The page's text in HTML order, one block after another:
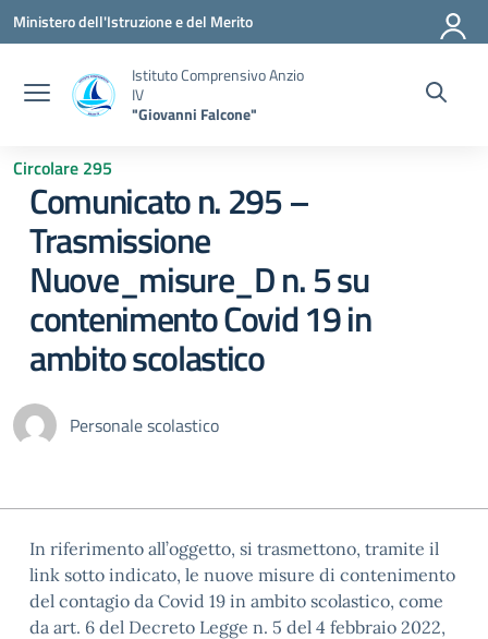
Vai ai contenuti
Vai al menu di navigazione
Vai al footer
Ministero dell'Istruzione e del Merito
Istituto Comprensivo Anzio
IV
"Giovanni Falcone"
Circolare 295
Comunicato n. 295 –
Trasmissione
Nuove_misure_D n. 5 su
contenimento Covid 19 in
ambito scolastico
Personale scolastico
In riferimento all’oggetto, si trasmettono, tramite il
link sotto indicato, le nuove misure di contenimento
del contagio da Covid 19 in ambito scolastico, come
da art. 6 del Decreto Legge n. 5 del 4 febbraio 2022,